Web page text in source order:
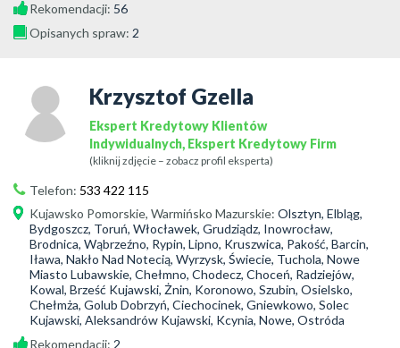
Rekomendacji: 56
Opisanych spraw: 2
Krzysztof Gzella
Ekspert Kredytowy Klientów
Indywidualnych, Ekspert Kredytowy Firm
(kliknij zdjęcie – zobacz profil eksperta)
Telefon: 533 422 115
Kujawsko Pomorskie, Warmińsko Mazurskie: Olsztyn, Elbląg,
Bydgoszcz, Toruń, Włocławek, Grudziądz, Inowrocław,
Brodnica, Wąbrzeźno, Rypin, Lipno, Kruszwica, Pakość, Barcin,
Iława, Nakło Nad Notecią, Wyrzysk, Świecie, Tuchola, Nowe
Miasto Lubawskie, Chełmno, Chodecz, Choceń, Radziejów,
Kowal, Brześć Kujawski, Żnin, Koronowo, Szubin, Osielsko,
Chełmża, Golub Dobrzyń, Ciechocinek, Gniewkowo, Solec
Kujawski, Aleksandrów Kujawski, Kcynia, Nowe, Ostróda
Rekomendacji: 2